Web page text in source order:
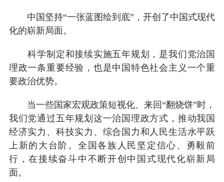
中国坚持“一张蓝图绘到底”，开创了中国式现代
化的崭新局面。
科学制定和接续实施五年规划，是我们党治国
理政一条重要经验，也是中国特色社会主义一个重
要政治优势。
当一些国家宏观政策短视化、来回“翻烧饼”时，
我们党通过五年规划这一治国理政方式，推动我国
经济实力、科技实力、综合国力和人民生活水平跃
上新的大台阶。全国各族人民坚定信心、勇毅前
行，在接续奋斗中不断开创中国式现代化崭新局
面。